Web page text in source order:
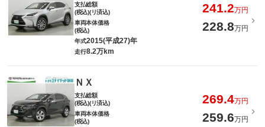
支払総額
(税込)(リ済込)
241.2万円
車両本体価格
(税込)
228.8万円
年式2015(平成27)年
走行8.2万km
ＮＸ
支払総額
(税込)(リ済込)
269.4万円
車両本体価格
(税込)
259.6万円